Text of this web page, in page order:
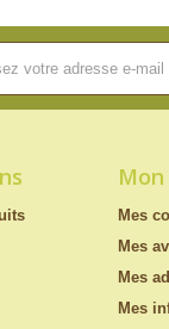
Mes
Mes
Mes
Mes